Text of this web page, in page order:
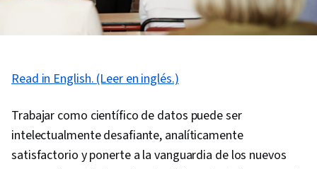
Read in English. (Leer en inglés.)
Trabajar como científico de datos puede ser
intelectualmente desafiante, analíticamente
satisfactorio y ponerte a la vanguardia de los nuevos